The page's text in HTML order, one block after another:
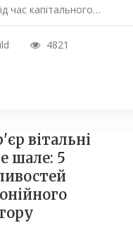
час капітального…
4821
вітальні
шале: 5